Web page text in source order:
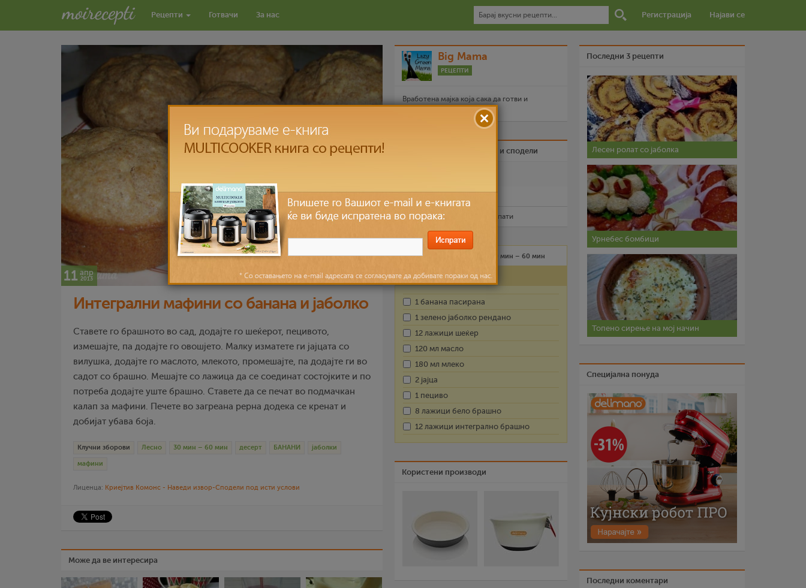
Рецепти Готвачи За нас Регистрација Најави се
11 апр
2013
Интегрални мафини со банана и јаболко
Ставете го брашното во сад, додајте го шеќерот, пецивото,
измешајте, па додајте го овошјето. Малку изматете ги јајцата со
вилушка, додајте го маслото, млекото, промешајте, па додајте ги во
садот со брашно. Мешајте со лажица да се соединат состојките и по
потреба додајте уште брашно. Ставете да се печат во подмачкан
калап за мафини. Печете во загреана рерна додека се кренат и
добијат убава боја.
Клучни зборови Лесно 30 мин – 60 мин десерт БАНАНИ јаболки
мафини
Лиценца: Криејтив Комонс - Наведи извор-Сподели под исти услови
Може да ве интересира
Big Mama
РЕЦЕПТИ
Вработена мајка која сака да готви и
експериментира во кујната.
Биди вистински пријател и сподели
Испечати го рецептот
Рецептот е прочитан пати
Лесно 30 мин – 60 мин
Состојки
1 банана пасирана
1 зелено јаболко рендано
12 лажици шеќер
120 мл масло
180 мл млеко
2 јајца
1 пециво
8 лажици бело брашно
12 лажици интегрално брашно
Користени производи
Последни 3 рецепти
Лесен ролат со јаболка
Урнебес бомбици
Топено сирење на мој начин
Специјална понуда
Последни коментари